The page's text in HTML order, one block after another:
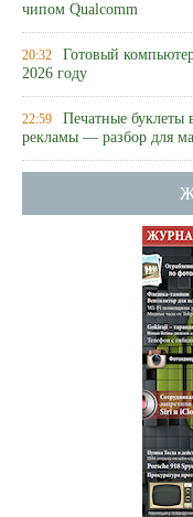
чипом Qualcomm
20:32 Готовый
2026 году
22:59 Печатные буклеты
рекламы — разбор для